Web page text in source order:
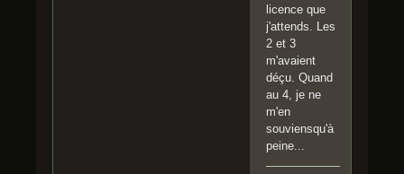
licence que
j'attends. Les
2 et 3
m'avaient
déçu. Quand
au 4, je ne
m'en
souviensqu'à
peine...